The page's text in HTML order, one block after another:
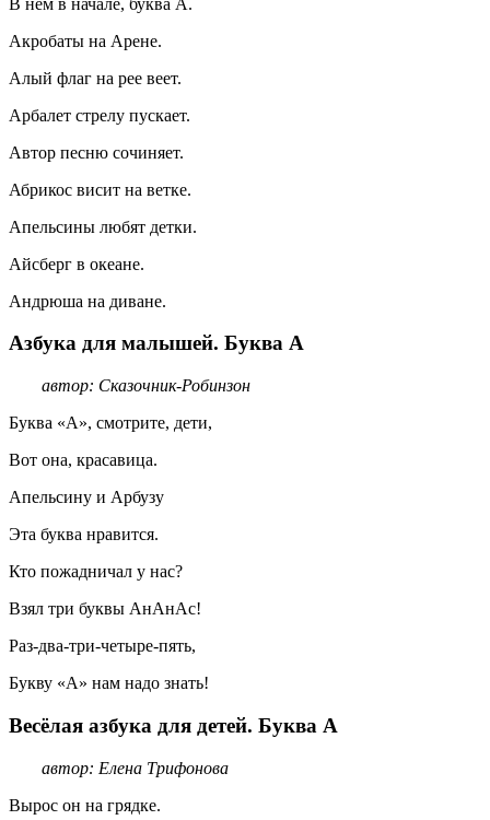
Акробаты на Арене.
Алый флаг на рее веет.
Арбалет стрелу пускает.
Автор песню сочиняет.
Абрикос висит на ветке.
Апельсины любят детки.
Айсберг в океане.
Андрюша на диване.
Азбука для малышей. Буква А
автор: Сказочник-Робинзон
Буква «А», смотрите, дети,
Вот она, красавица.
Апельсину и Арбузу
Эта буква нравится.
Кто пожадничал у нас?
Взял три буквы АнАнАс!
Раз-два-три-четыре-пять,
Букву «А» нам надо знать!
Весёлая азбука для детей. Буква А
автор: Елена Трифонова
Вырос он на грядке.